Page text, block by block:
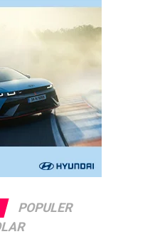
POPULER